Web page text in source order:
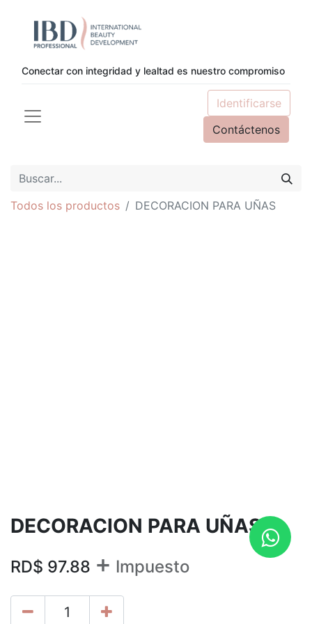
Conectar con integridad y lealtad es nuestro compromiso
Identificarse
Contáctenos
Todos los productos DECORACION PARA UÑAS
DECORACION PARA UÑAS
RD$ 97.88 + Impuesto